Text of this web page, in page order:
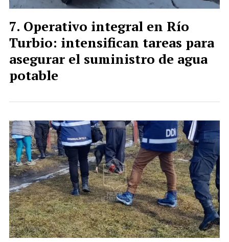
Operativo integral en Río
Turbio: intensifican tareas para
asegurar el suministro de agua
potable